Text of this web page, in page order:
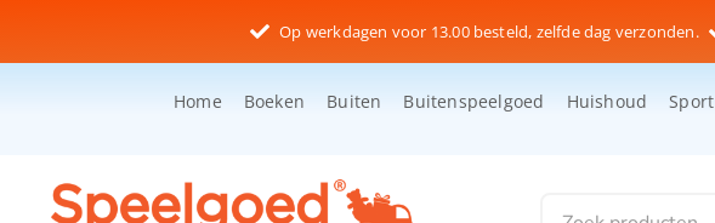
inhoud
Op werkdagen voor 13.00 besteld, zelfde dag verzonden.
Home Boeken Buiten Buitenspeelgoed Huishoud Sport